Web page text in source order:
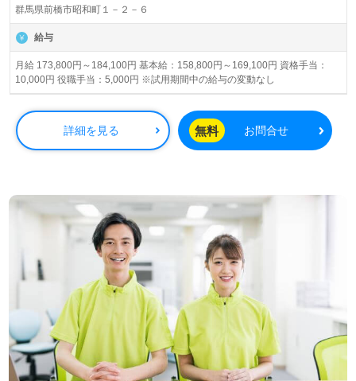
群馬県前橋市昭和町１－２－６
給与
月給 173,800円～184,100円 基本給：158,800円～169,100円 資格手当：
10,000円 役職手当：5,000円 ※試用期間中の給与の変動なし
詳細を見る 無料 お問合せ